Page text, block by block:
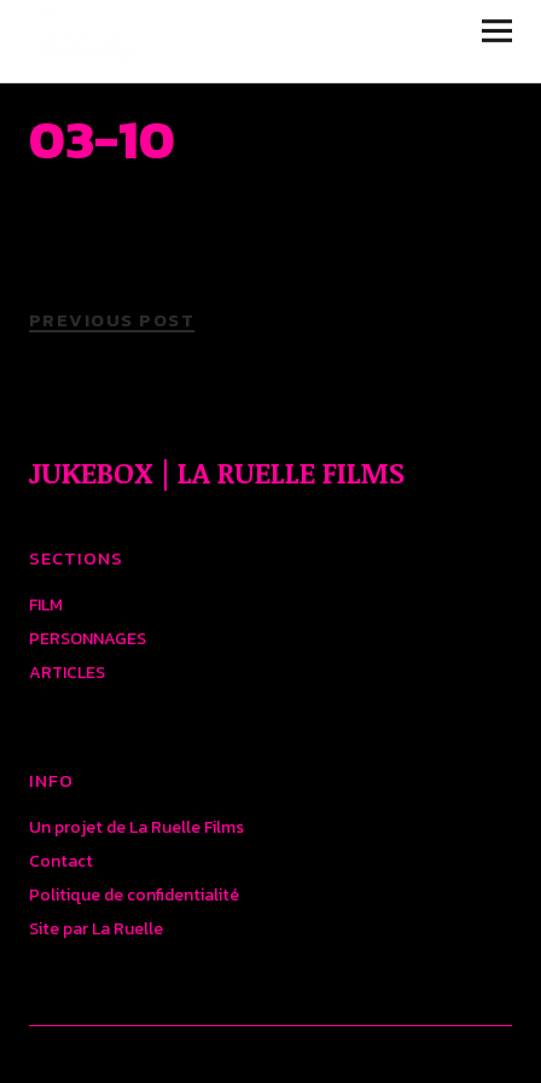
03-10
PREVIOUS POST
JUKEBOX | LA RUELLE FILMS
SECTIONS
FILM
PERSONNAGES
ARTICLES
INFO
Un projet de La Ruelle Films
Contact
Politique de confidentialité
Site par La Ruelle